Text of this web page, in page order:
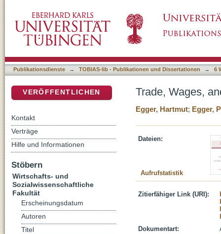
Publikationsdienste → TOBIAS-lib - Publikationen und Dissertationen → 6
Trade, Wages,
Egger, Hartmut; Egger,
Dateien:
Aufrufstatistik
Zitierfähiger Link (URI):
Dokumentart:
VERÖFFENTLICHEN
Kontakt
Verträge
Hilfe und Informationen
Stöbern
Wirtschafts- und
Sozialwissenschaftliche
Fakultät
Erscheinungsdatum
Autoren
Titel